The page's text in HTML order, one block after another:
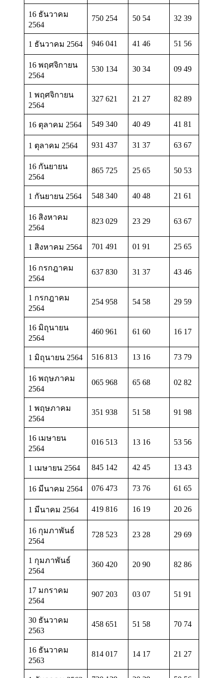
16 ธันวาคม
2564
750 254 50 54 32 39
1 ธันวาคม 2564 946 041 41 46 51 56
16 พฤศจิกายน
2564
530 134 30 34 09 49
1 พฤศจิกายน
2564
327 621 21 27 82 89
16 ตุลาคม 2564 549 340 40 49 41 81
1 ตุลาคม 2564 931 437 31 37 63 67
16 กันยายน
2564
865 725 25 65 50 53
1 กันยายน 2564 548 340 40 48 21 61
16 สิงหาคม
2564
823 029 23 29 63 67
1 สิงหาคม 2564 701 491 01 91 25 65
16 กรกฎาคม
2564
637 830 31 37 43 46
1 กรกฎาคม
2564
254 958 54 58 29 59
16 มิถุนายน
2564
460 961 61 60 16 17
1 มิถุนายน 2564 516 813 13 16 73 79
16 พฤษภาคม
2564
065 968 65 68 02 82
1 พฤษภาคม
2564
351 938 51 58 91 98
16 เมษายน
2564
016 513 13 16 53 56
1 เมษายน 2564 845 142 42 45 13 43
16 มีนาคม 2564 076 473 73 76 61 65
1 มีนาคม 2564 419 816 16 19 20 26
16 กุมภาพันธ์
2564
728 523 23 28 29 69
1 กุมภาพันธ์
2564
360 420 20 90 82 86
17 มกราคม
2564
907 203 03 07 51 91
30 ธันวาคม
2563
458 651 51 58 70 74
16 ธันวาคม
2563
814 017 14 17 21 27